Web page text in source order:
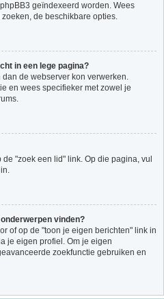
geïndexeerd worden. Wees
de beschikbare opties.
in een lege pagina?
de webserver kon verwerken.
en wees specifieker met zowel je
"zoek een lid" link. Op die pagina, vul
vinden?
of op de "toon je eigen berichten" link in
je eigen profiel. Om je eigen
zoekfunctie gebruiken en